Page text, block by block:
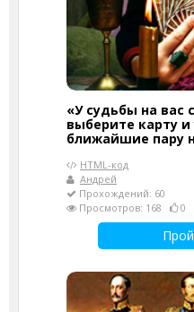
«У судьбы на вас
выберите карту и
ближайшие пару
HTML-код
Андрей
Прохождений: 60
Просмотров: 168
0